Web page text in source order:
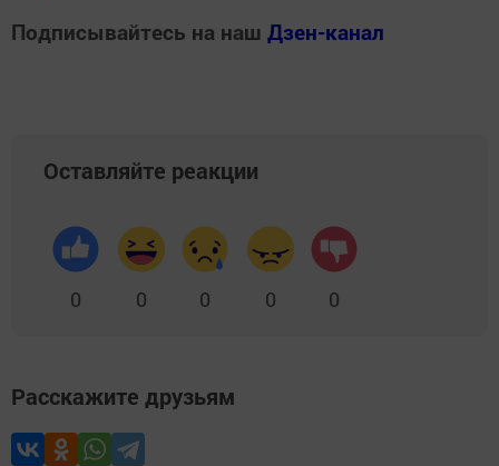
Подписывайтесь на наш Дзен-канал
Оставляйте реакции
0 0 0 0 0
Расскажите друзьям